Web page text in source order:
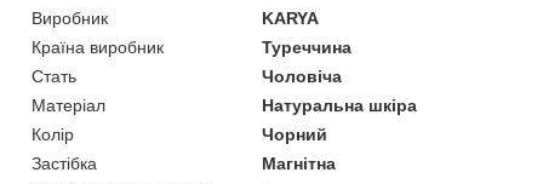
Виробник
KARYA
Країна виробник
Туреччина
Стать
Чоловіча
Матеріал
Натуральна шкіра
Колір
Чорний
Застібка
Магнітна